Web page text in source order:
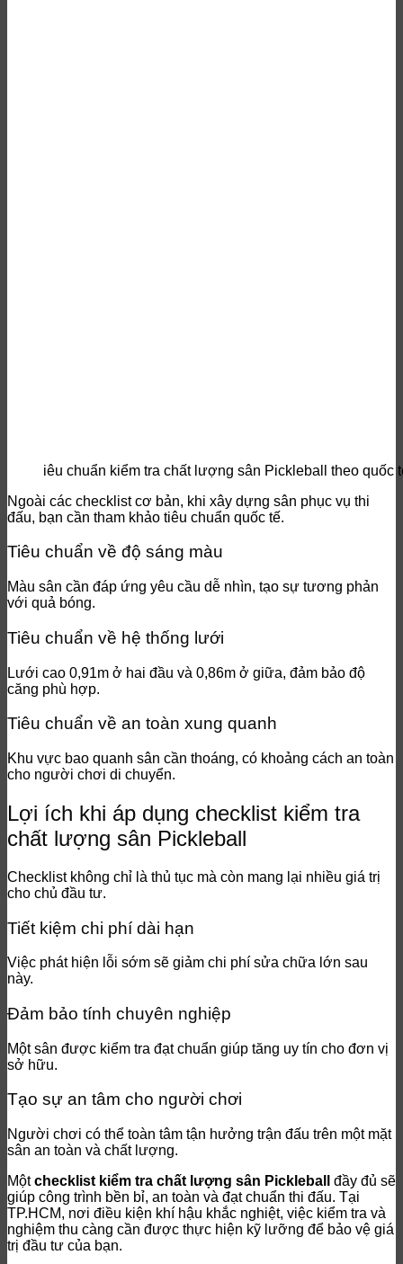
iêu chuẩn kiểm tra chất lượng sân Pickleball theo quốc
Ngoài các checklist cơ bản, khi xây dựng sân phục vụ thi
đấu, bạn cần tham khảo tiêu chuẩn quốc tế.
Tiêu chuẩn về độ sáng màu
Màu sân cần đáp ứng yêu cầu dễ nhìn, tạo sự tương phản
với quả bóng.
Tiêu chuẩn về hệ thống lưới
Lưới cao 0,91m ở hai đầu và 0,86m ở giữa, đảm bảo độ
căng phù hợp.
Tiêu chuẩn về an toàn xung quanh
Khu vực bao quanh sân cần thoáng, có khoảng cách an toàn
cho người chơi di chuyển.
Lợi ích khi áp dụng checklist kiểm tra
chất lượng sân Pickleball
Checklist không chỉ là thủ tục mà còn mang lại nhiều giá trị
cho chủ đầu tư.
Tiết kiệm chi phí dài hạn
Việc phát hiện lỗi sớm sẽ giảm chi phí sửa chữa lớn sau
này.
Đảm bảo tính chuyên nghiệp
Một sân được kiểm tra đạt chuẩn giúp tăng uy tín cho đơn vị
sở hữu.
Tạo sự an tâm cho người chơi
Người chơi có thể toàn tâm tận hưởng trận đấu trên một mặt
sân an toàn và chất lượng.
Mộtchecklist kiểm tra chất lượng sân Pickleball
đầy đủ sẽ
giúp công trình bền bỉ, an toàn và đạt chuẩn thi đấu. Tại
TP.HCM, nơi điều kiện khí hậu khắc nghiệt, việc kiểm tra và
nghiệm thu càng cần được thực hiện kỹ lưỡng để bảo vệ giá
trị đầu tư của bạn.